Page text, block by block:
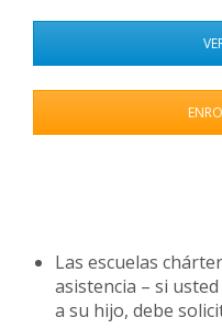
Las escuelas
asistencia – si
a su hijo, debe